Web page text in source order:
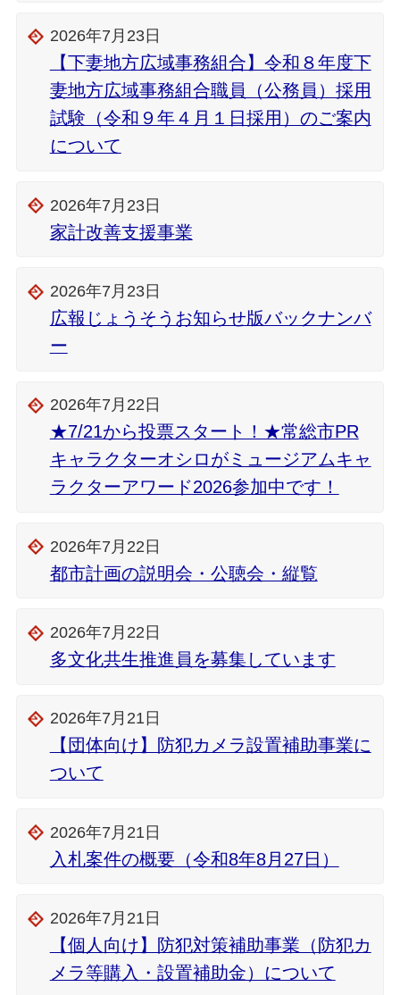
2026年7月23日
【下妻地方広域事務組合】令和８年度下
妻地方広域事務組合職員（公務員）採用
試験（令和９年４月１日採用）のご案内
について
2026年7月23日
家計改善支援事業
2026年7月23日
広報じょうそうお知らせ版バックナンバ
ー
2026年7月22日
★7/21から投票スタート！★常総市PR
キャラクターオシロがミュージアムキャ
ラクターアワード2026参加中です！
2026年7月22日
都市計画の説明会・公聴会・縦覧
2026年7月22日
多文化共生推進員を募集しています
2026年7月21日
【団体向け】防犯カメラ設置補助事業に
ついて
2026年7月21日
入札案件の概要（令和8年8月27日）
2026年7月21日
【個人向け】防犯対策補助事業（防犯カ
メラ等購入・設置補助金）について